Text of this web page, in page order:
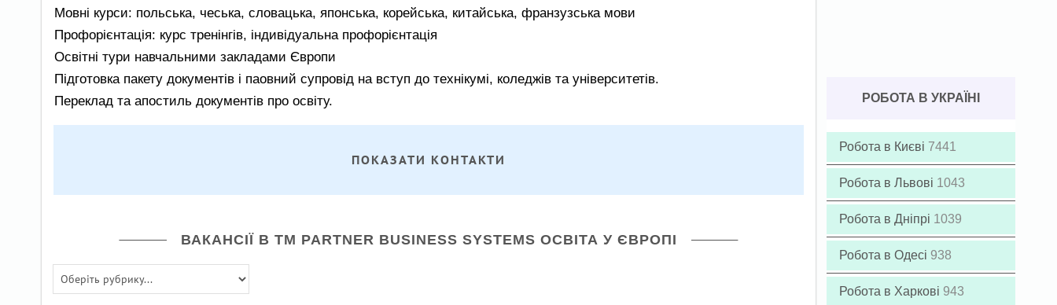
Мовні курси: польська, чеська, словацька, японська, корейська, китайська, франзузська мови
Профорієнтація: курс тренінгів, індивідуальна профорієнтація
Освітні тури навчальними закладами Європи
Підготовка пакету документів і паовний супровід на вступ до технікумі, коледжів та університетів.
Переклад та апостиль документів про освіту.
ПОКАЗАТИ КОНТАКТИ
ВАКАНСІЇ В TM PARTNER BUSINESS SYSTEMS ОСВІТА У ЄВРОПІ
РОБОТА В УКРАЇНІ
Робота в Києві 7441
Робота в Львові 1043
Робота в Дніпрі 1039
Робота в Одесі 938
Робота в Харкові 943